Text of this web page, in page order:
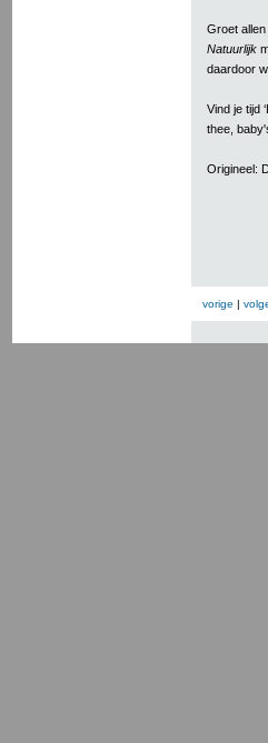
Groet
Natuurlijk
daardoor
Vind je tijd
thee,
Origineel:
vorige |